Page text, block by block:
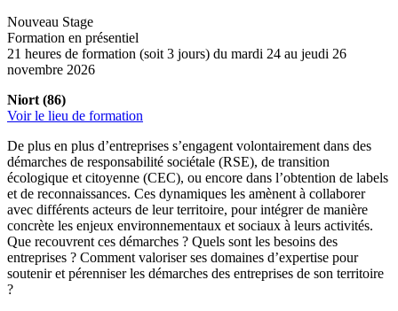
Nouveau Stage
Formation en présentiel
21 heures de formation (soit 3 jours) du mardi 24 au jeudi 26
novembre 2026
Niort (86)
Voir le lieu de formation
De plus en plus d’entreprises s’engagent volontairement dans des
démarches de responsabilité sociétale (RSE), de transition
écologique et citoyenne (CEC), ou encore dans l’obtention de labels
et de reconnaissances. Ces dynamiques les amènent à collaborer
avec différents acteurs de leur territoire, pour intégrer de manière
concrète les enjeux environnementaux et sociaux à leurs activités.
Que recouvrent ces démarches ? Quels sont les besoins des
entreprises ? Comment valoriser ses domaines d’expertise pour
soutenir et pérenniser les démarches des entreprises de son territoire
?